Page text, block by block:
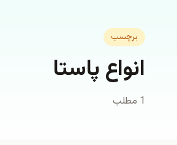
برچسب
انواع پاستا
1 مطلب